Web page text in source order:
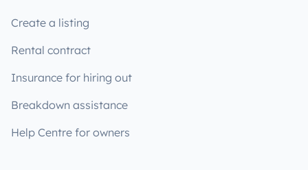
Create a listing
Rental contract
Insurance for hiring out
Breakdown assistance
Help Centre for owners